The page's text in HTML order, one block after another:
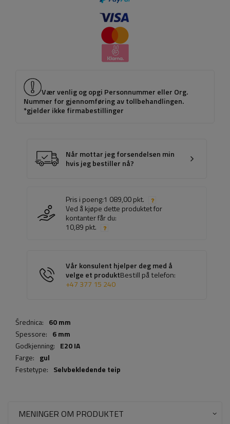
Vær venlig og opgi Personnummer eller Org.
Nummer for gjennomføring av tollbehandlingen.
*gjelder ikke firmabestillinger
Når mottar jeg forsendelsen min
hvis jeg bestiller nå?
Pris i poeng:1 089,00 pkt.
Ved å kjøpe dette produktet for
kontanter får du:
10,89 pkt.
Vår konsulent hjelper deg med å
velge et produktBestill på telefon:
+47 377 15 240
Średnica: 60 mm
Spessore: 6 mm
Godkjenning: E20 IA
Farge: gul
Festetype: Selvbekledende teip
MENINGER OM PRODUKTET